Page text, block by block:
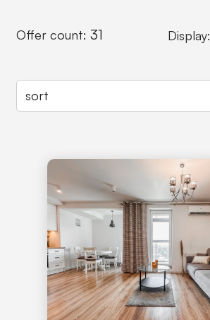
Offer count: 31 Display: